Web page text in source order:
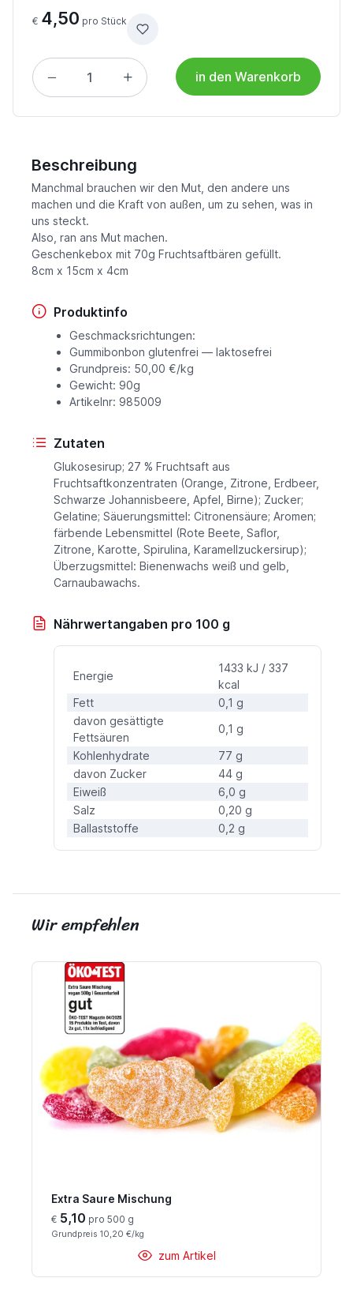
€ 4,50 pro Stück
in den Warenkorb
Beschreibung
Manchmal brauchen wir den Mut, den andere uns
machen und die Kraft von außen, um zu sehen, was in
uns steckt.
Also, ran ans Mut machen.
Geschenkebox mit 70g Fruchtsaftbären gefüllt.
8cm x 15cm x 4cm
Produktinfo
Geschmacksrichtungen:
Gummibonbon glutenfrei — laktosefrei
Grundpreis: 50,00 €/kg
Gewicht: 90g
Artikelnr: 985009
Zutaten
Glukosesirup; 27 % Fruchtsaft aus
Fruchtsaftkonzentraten (Orange, Zitrone, Erdbeer,
Schwarze Johannisbeere, Apfel, Birne); Zucker;
Gelatine; Säuerungsmittel: Citronensäure; Aromen;
färbende Lebensmittel (Rote Beete, Saflor,
Zitrone, Karotte, Spirulina, Karamellzuckersirup);
Überzugsmittel: Bienenwachs weiß und gelb,
Carnaubawachs.
Nährwertangaben pro 100 g
Energie
1433 kJ / 337
kcal
Fett
0,1 g
davon gesättigte
Fettsäuren
0,1 g
Kohlenhydrate
77 g
davon Zucker
44 g
Eiweiß
6,0 g
Salz
0,20 g
Ballaststoffe
0,2 g
Wir empfehlen
Extra Saure Mischung
€ 5,10 pro 500 g
Grundpreis 10,20 €/kg
zum Artikel